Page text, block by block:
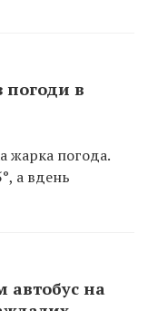
погоди в
жарка погода.
а вдень
автобус на